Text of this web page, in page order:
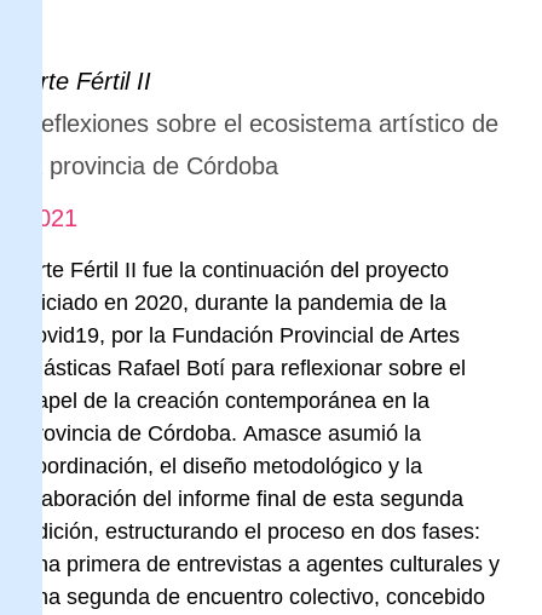
Arte Fértil II
Reflexiones sobre el ecosistema artístico de
la provincia de Córdoba
2021
Arte Fértil II fue la continuación del proyecto
iniciado en 2020, durante la pandemia de la
covid19, por la Fundación Provincial de Artes
Plásticas Rafael Botí para reflexionar sobre el
papel de la creación contemporánea en la
provincia de Córdoba. Amasce asumió la
coordinación, el diseño metodológico y la
elaboración del informe final de esta segunda
edición, estructurando el proceso en dos fases:
una primera de entrevistas a agentes culturales y
una segunda de encuentro colectivo, concebido